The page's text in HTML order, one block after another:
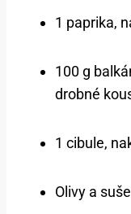
1⁢ paprika,
100 ⁢g​
drobné
1 cibule,
Olivy a